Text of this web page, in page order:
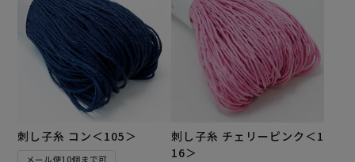
刺し子糸 コン＜105＞
メール便10個まで可
刺し子糸 チェリーピンク＜1
16＞